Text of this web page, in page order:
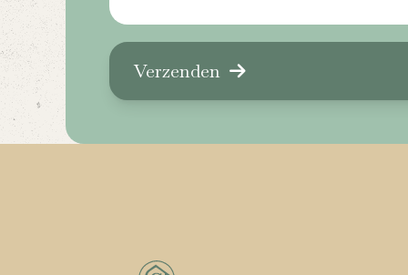
Verzenden